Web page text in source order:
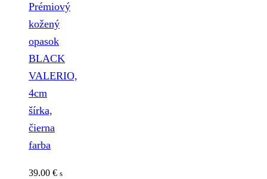
Prémiový
kožený
opasok
BLACK
VALERIO,
4cm
šírka,
čierna
farba
39.00 € s